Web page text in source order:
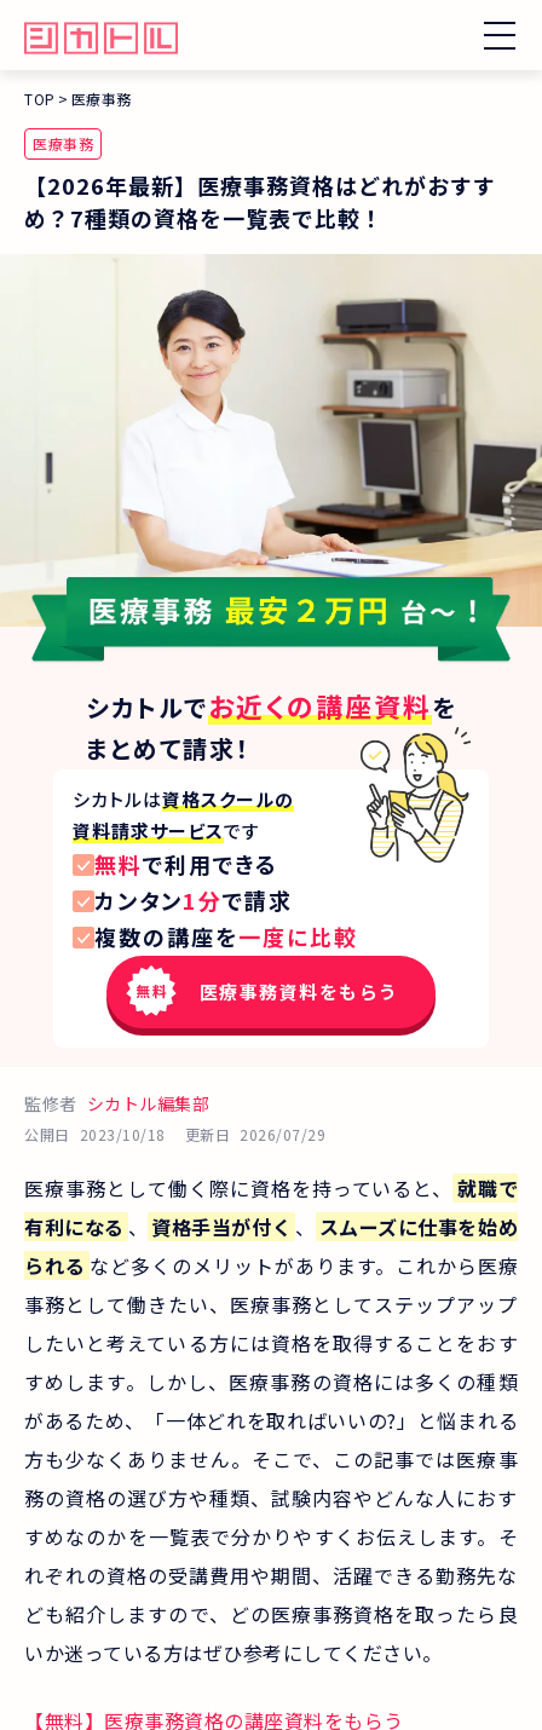
TOP 医療事務
医療事務
【2026年最新】医療事務資格はどれがおすす
め？7種類の資格を一覧表で比較！
シカトルでお近くの講座資料を
まとめて請求！
シカトルは資格スクールの
資料請求サービスです
無料で利用できる
カンタン1分で請求
複数の講座を一度に比較
医療事務資料をもらう
監修者 シカトル編集部
公開日 2023/10/18 更新日 2026/07/29
医療事務として働く際に資格を持っていると、
就職で
有利になる 、 資格手当が付く 、
スムーズに仕事を始め
られる など多くのメリットがあります。これから医療
事務として働きたい、医療事務としてステップアップ
したいと考えている方には資格を取得することをおす
すめします。しかし、医療事務の資格には多くの種類
があるため、「一体どれを取ればいいの?」と悩まれる
方も少なくありません。そこで、この記事では医療事
務の資格の選び方や種類、試験内容やどんな人におす
すめなのかを一覧表で分かりやすくお伝えします。そ
れぞれの資格の受講費用や期間、活躍できる勤務先な
ども紹介しますので、どの医療事務資格を取ったら良
いか迷っている方はぜひ参考にしてください。
【無料】医療事務資格の講座資料をもらう